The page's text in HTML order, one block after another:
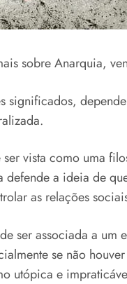
sobre Anarquia,
significados,
vista como uma
a ideia de
as relações
ser associada a um
se não
utópica e